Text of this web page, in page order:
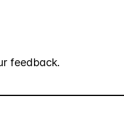
feedback.